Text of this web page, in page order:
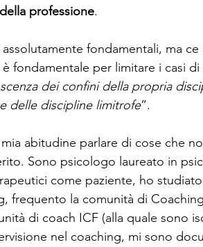
professione.
fondamentali, ma
fondamentale per limitare i casi
dei confini della propria
delle discipline limitrofe”.
abitudine parlare di cose che
Sono psicologo laureato in
come paziente, ho
frequento la comunità di
di coach ICF (alla quale sono
nel coaching, mi sono